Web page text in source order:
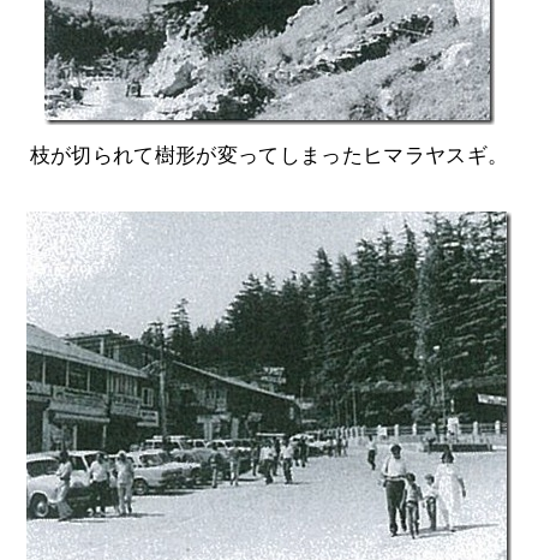
枝が切られて樹形が変ってしまったヒマラヤスギ。